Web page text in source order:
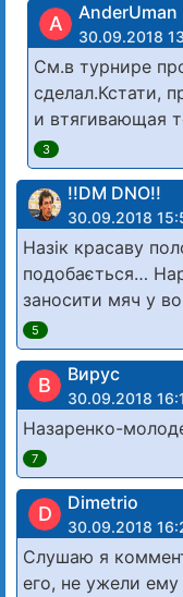
A AnderUman
30.09.2018
См.в турнире
сделал.Кстати,
и втягивающая
3
!!DM DNO!!
30.09.2018
Назік красаву
подобається…
заносити мяч у
5
В Вирус
30.09.2018
Назаренко-
7
D Dimetrio
30.09.2018
Слушаю я
его, не ужели